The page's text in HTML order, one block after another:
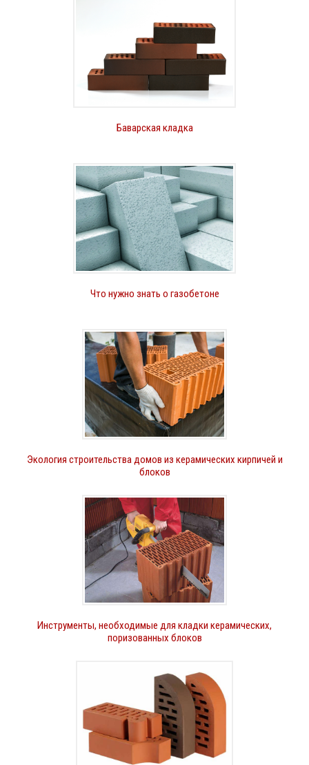
Баварская кладка
Что нужно знать о газобетоне
Экология строительства домов из керамических кирпичей и
блоков
Инструменты, необходимые для кладки керамических,
поризованных блоков